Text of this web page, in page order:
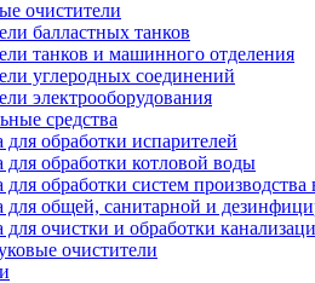
очистители
балластных танков
танков и машинного отделения
углеродных соединений
электрооборудования
средства
для обработки испарителей
для обработки котловой воды
для обработки систем
для общей, санитарной и
для очистки и обработки
очистители